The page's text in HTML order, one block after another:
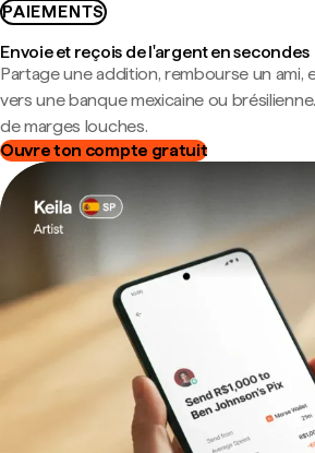
PAIEMENTS
Envoie et reçois de l'argent en secondes
Partage une addition, rembourse un ami,
vers une banque mexicaine ou
de marges louches.
Ouvre ton compte gratuit